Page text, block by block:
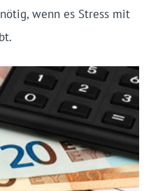
wenn es Stress mit